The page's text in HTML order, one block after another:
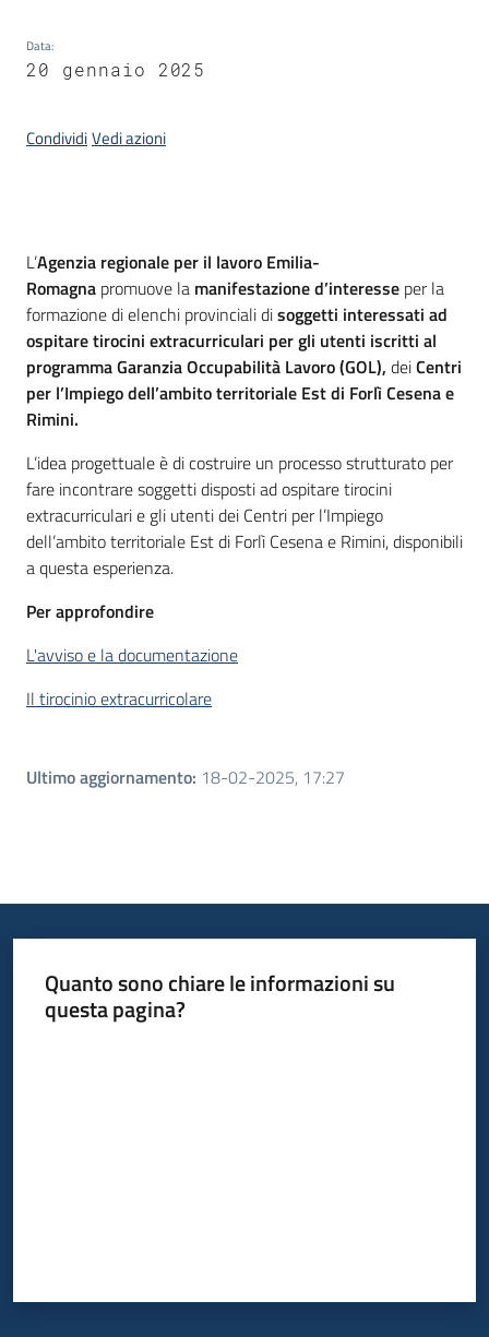
per
te
Data:
20 gennaio 2025
CondividiVedi azioni
Introduzione
L’Agenzia regionale per il lavoro Emilia-
Romagna promuove la manifestazione d’interesse per la
formazione di elenchi provinciali disoggetti interessati ad
ospitare tirocini extracurriculari per gli utenti iscritti al
programma Garanzia Occupabilità Lavoro (GOL), deiCentri
per l’Impiego dell’ambito territoriale Est di Forlì Cesena e
Rimini.
L’idea progettuale è di costruire un processo strutturato per
fare incontrare soggetti disposti ad ospitare tirocini
extracurriculari e gli utenti dei Centri per l’Impiego
dell’ambito territoriale Est di Forlì Cesena e Rimini, disponibili
a questa esperienza.
Per approfondire
L'avviso e la documentazione
Il tirocinio extracurricolare
Ultimo aggiornamento: 18-02-2025, 17:27
Quanto sono chiare le informazioni su
questa pagina?